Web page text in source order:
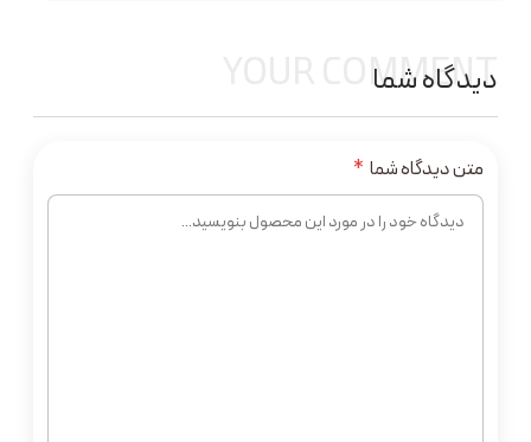
دیدگاه شما
YOUR COMMENT
متن دیدگاه شما *